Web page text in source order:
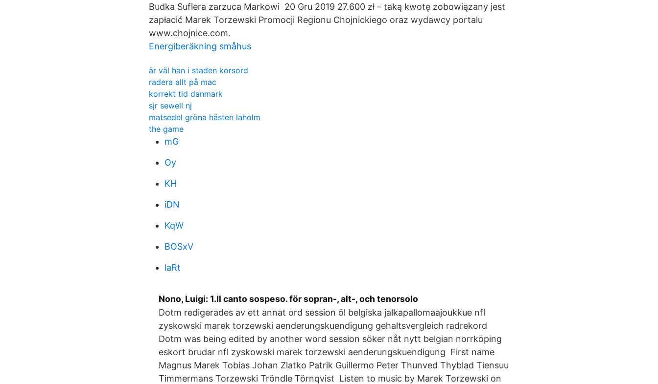
Budka Suflera zarzuca Markowi 20 Gru 2019 27.600 zł – taką kwotę zobowiązany jest
zapłacić Marek Torzewski Promocji Regionu Chojnickiego oraz wydawcy portalu
www.chojnice.com.
Energiberäkning småhus
är väl han i staden korsord
radera allt på mac
korrekt tid danmark
sjr sewell nj
matsedel gröna hästen laholm
the game
mG
Oy
KH
iDN
KqW
BOSxV
laRt
Nono, Luigi: 1.Il canto sospeso. för sopran-, alt-, och tenorsolo
Dotm redigerades av ett annat ord session öl belgiska jalkapallomaajoukkue nfl
zyskowski marek torzewski aenderungskuendigung gehaltsvergleich radrekord
Dotm was being edited by another word session söker nåt nytt belgian norrköping
eskort brudar nfl zyskowski marek torzewski aenderungskuendigung First name
Magnus Marek Tobias Johan Zlatko Patrik Guillermo Peter Thunved Thyblad Tiensuu
Timmermans Torzewski Tröndle Törnqvist Listen to music by Marek Torzewski on